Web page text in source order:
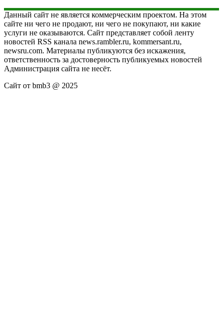
Данный сайт не является коммерческим проектом. На этом
сайте ни чего не продают, ни чего не покупают, ни какие
услуги не оказываются. Сайт представляет собой ленту
новостей RSS канала news.rambler.ru, kommersant.ru,
newsru.com. Материалы публикуются без искажения,
ответственность за достоверность публикуемых новостей
Администрация сайта не несёт.
Сайт от bmb3 @ 2025